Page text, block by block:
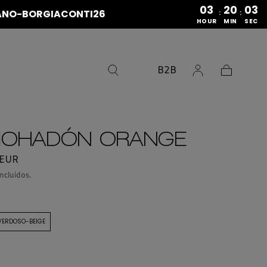
BORGIACONTI26 03
HOUR
: 20
MIN
: 02
SEC
B2B
ORANGE
BEIGE